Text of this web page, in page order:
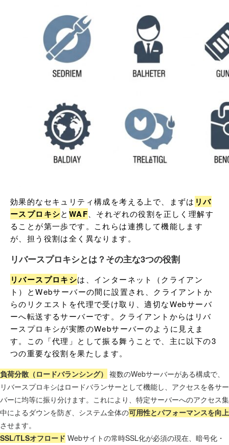
効果的なセキュリティ構成を考える上で、まずは リバ
ースプロキシと WAF 、それぞれの役割を正しく理解す
ることが第一歩です。これらは連携して機能します
が、担う役割は全く異なります。
リバースプロキシとは？その主な3つの役割
リバースプロキシは、インターネット（クライアン
ト）とWebサーバーの間に設置され、クライアントか
らのリクエストを代理で受け取り、適切なWebサーバ
ーへ転送するサーバーです。クライアントからはリバ
ースプロキシが実際のWebサーバーのように見えま
す。この「代理」として振る舞うことで、主に以下の3
つの重要な役割を果たします。
負荷分散（ロードバランシング） 複数のWebサーバーがある構成で、
リバースプロキシはロードバランサーとして機能し、アクセスを各サー
バーに均等に振り分けます。これにより、特定サーバーへのアクセス集
中によるダウンを防ぎ、システム全体の可用性とパフォーマンスを向上
させます。
SSL/TLSオフロード Webサイトの常時SSL化が必須の現在、暗号化・